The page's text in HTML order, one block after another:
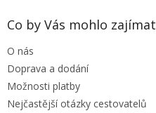
Co by Vás mohlo zajímat
O nás
Doprava a dodání
Možnosti platby
Nejčastější otázky cestovatelů